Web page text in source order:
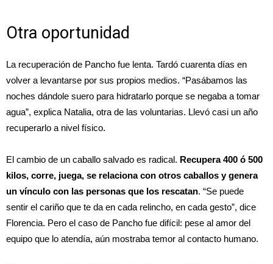
Otra oportunidad
La recuperación de Pancho fue lenta. Tardó cuarenta días en
volver a levantarse por sus propios medios. “Pasábamos las
noches dándole suero para hidratarlo porque se negaba a tomar
agua”, explica Natalia, otra de las voluntarias. Llevó casi un año
recuperarlo a nivel físico.
El cambio de un caballo salvado es radical. Recupera 400 ó 500
kilos, corre, juega, se relaciona con otros caballos y genera
un vínculo con las personas que los rescatan. “Se puede
sentir el cariño que te da en cada relincho, en cada gesto”, dice
Florencia. Pero el caso de Pancho fue difícil: pese al amor del
equipo que lo atendía, aún mostraba temor al contacto humano.